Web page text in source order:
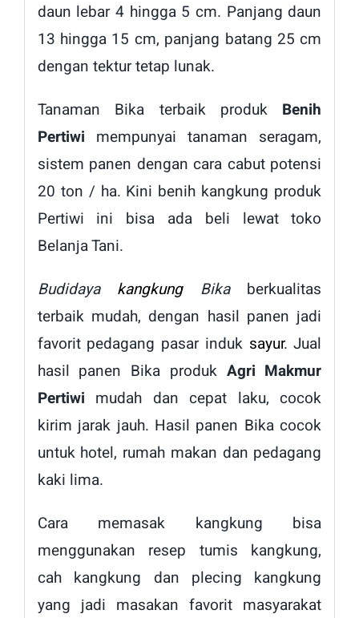
daun lebar 4 hingga 5 cm. Panjang daun
13 hingga 15 cm, panjang batang 25 cm
dengan tektur tetap lunak.
Tanaman Bika terbaik produk Benih
Pertiwi mempunyai tanaman seragam,
sistem panen dengan cara cabut potensi
20 ton / ha. Kini benih kangkung produk
Pertiwi ini bisa ada beli lewat toko
Belanja Tani.
Budidaya kangkungBika berkualitas
terbaik mudah, dengan hasil panen jadi
favorit pedagang pasar induk sayur. Jual
hasil panen Bika produk Agri Makmur
Pertiwi mudah dan cepat laku, cocok
kirim jarak jauh. Hasil panen Bika cocok
untuk hotel, rumah makan dan pedagang
kaki lima.
Cara memasak kangkung bisa
menggunakan resep tumis kangkung,
cah kangkung dan plecing kangkung
yang jadi masakan favorit masyarakat